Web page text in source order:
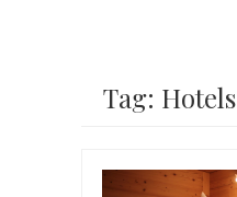
Tag: Hotels